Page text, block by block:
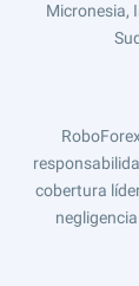
Micronesia,
cobertura